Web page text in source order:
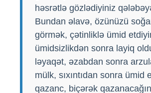
həsrətlə gözlədiyiniz
Bundan əlavə, özünüzü
görmək, çətinliklə ümid
ümidsizlikdən sonra layiq
ləyaqət, əzabdan sonra
mülk, sıxıntıdan sonra ümid
qazanc, biçərək